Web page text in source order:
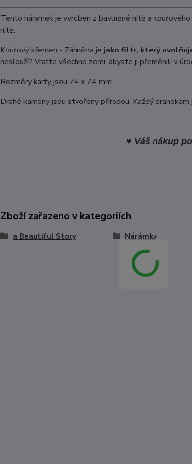
Tento náramek je vyroben z bavlněné nitě a
nitě.
Kouřový křemen - Záhněda je jako filtr, který
neslouží? Vraťte všechno zemi, abyste ji přeměnili v
Rozměry karty jsou 74 x 74 mm.
Drahé kameny jsou stvořeny přírodou. Každý
♥ Váš nákup
Zboží zařazeno v kategoriích
a Beautiful Story Nárámky